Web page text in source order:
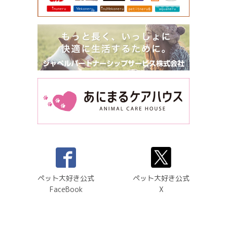
ペット大好き公式
FaceBook
ペット大好き公式
X